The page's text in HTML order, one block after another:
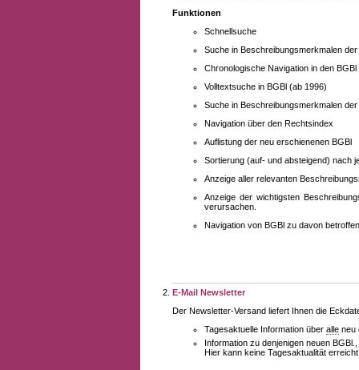
Funktionen
Schnellsuche
Suche in Beschreibungsmerkmalen
Chronologische Navigation in den BGBl
Volltextsuche in BGBl (ab 1996)
Suche in Beschreibungsmerkmalen
Navigation über den Rechtsindex
Auflistung der neu erschienenen BGBl
Sortierung (auf- und absteigend) nach
Anzeige aller relevanten
Anzeige der wichtigsten
verursachen.
Navigation von BGBl zu davon
E-Mail Newsletter
Der Newsletter-Versand liefert Ihnen die
Tagesaktuelle Information über alle neu
Information zu denjenigen neuen
Hier kann keine Tagesaktualität